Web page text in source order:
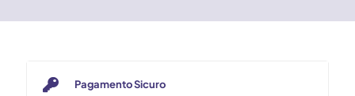
Pagamento Sicuro